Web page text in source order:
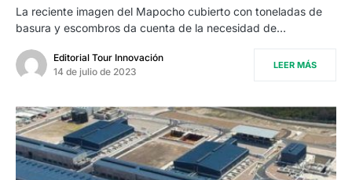
La reciente imagen del Mapocho cubierto con toneladas de
basura y escombros da cuenta de la necesidad de…
Editorial Tour Innovación
14 de julio de 2023
LEER MÁS